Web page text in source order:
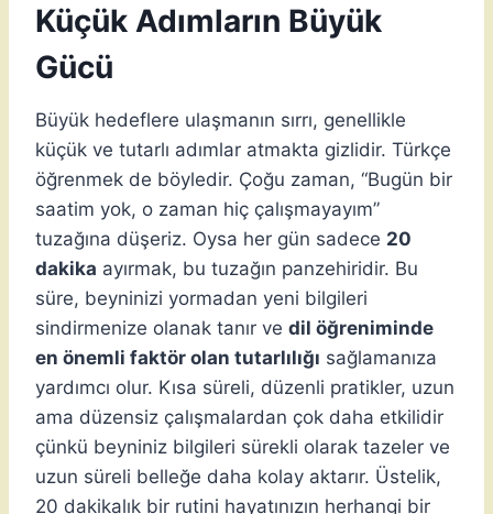
Küçük Adımların Büyük
Gücü
Büyük hedeflere ulaşmanın sırrı, genellikle
küçük ve tutarlı adımlar atmakta gizlidir. Türkçe
öğrenmek de böyledir. Çoğu zaman, “Bugün bir
saatim yok, o zaman hiç çalışmayayım”
tuzağına düşeriz. Oysa her gün sadece 20
dakika ayırmak, bu tuzağın panzehiridir. Bu
süre, beyninizi yormadan yeni bilgileri
sindirmenize olanak tanır ve dil öğreniminde
en önemli faktör olan tutarlılığı sağlamanıza
yardımcı olur. Kısa süreli, düzenli pratikler, uzun
ama düzensiz çalışmalardan çok daha etkilidir
çünkü beyniniz bilgileri sürekli olarak tazeler ve
uzun süreli belleğe daha kolay aktarır. Üstelik,
20 dakikalık bir rutini hayatınızın herhangi bir